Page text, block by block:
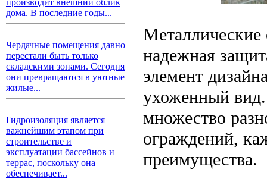
производит внешний облик
дома. В последние годы...
Чердачные помещения давно
перестали быть только
складскими зонами. Сегодня
они превращаются в уютные
жилые...
Гидроизоляция является
важнейшим этапом при
строительстве и
эксплуатации бассейнов и
террас, поскольку она
обеспечивает...
Металлические
надежная
элемент
ухоженный вид.
множество
ограждений,
преимущества.